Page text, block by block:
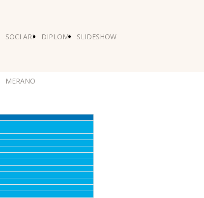
SOCI ARI
MERANO
DIPLOMI SLIDESHOW